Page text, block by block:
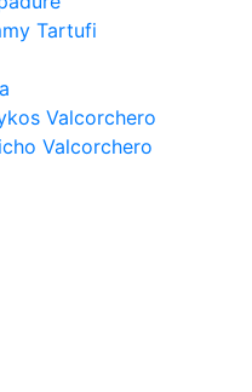
Tartufi
Valcorchero
Valcorchero